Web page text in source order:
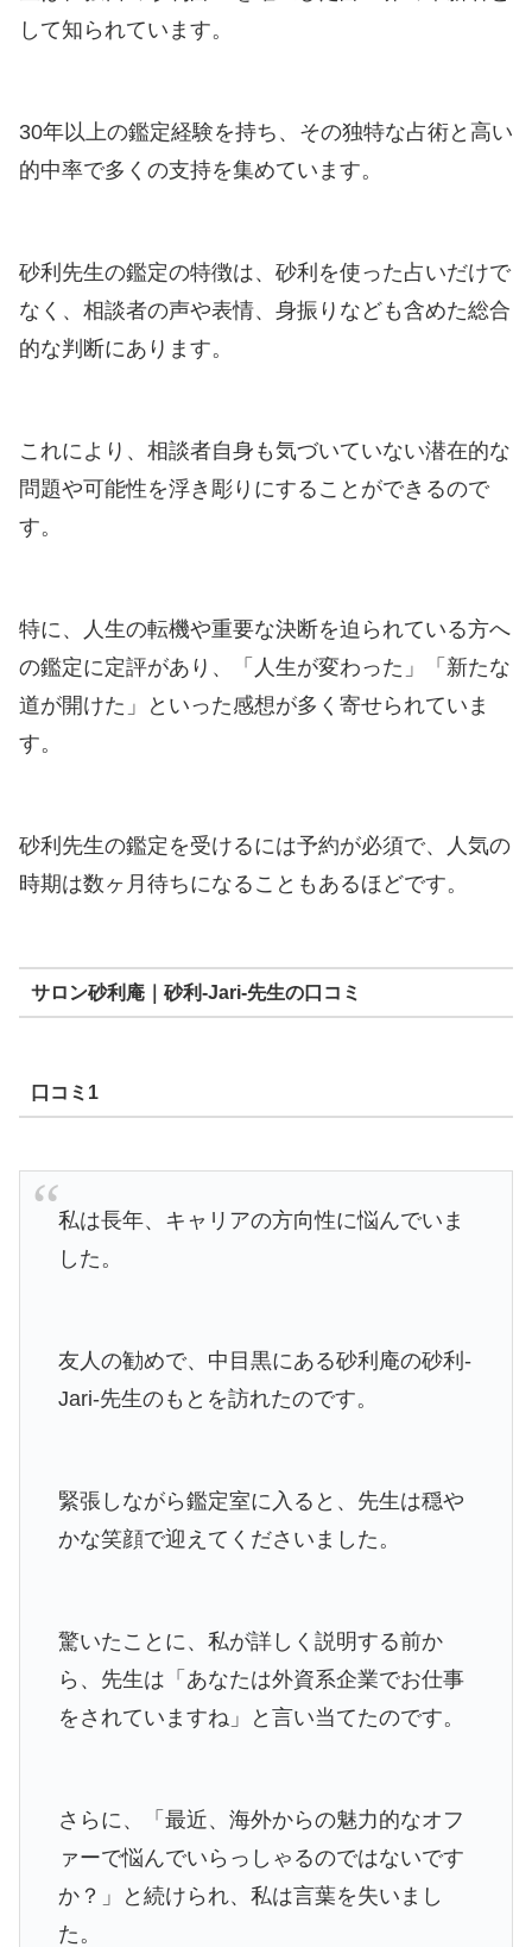
して知られています。
30年以上の鑑定経験を持ち、その独特な占術と高い
的中率で多くの支持を集めています。
砂利先生の鑑定の特徴は、砂利を使った占いだけで
なく、相談者の声や表情、身振りなども含めた総合
的な判断にあります。
これにより、相談者自身も気づいていない潜在的な
問題や可能性を浮き彫りにすることができるので
す。
特に、人生の転機や重要な決断を迫られている方へ
の鑑定に定評があり、「人生が変わった」「新たな
道が開けた」といった感想が多く寄せられていま
す。
砂利先生の鑑定を受けるには予約が必須で、人気の
時期は数ヶ月待ちになることもあるほどです。
サロン砂利庵｜砂利-Jari-先生の口コミ
口コミ1
私は長年、キャリアの方向性に悩んでいま
した。
友人の勧めで、中目黒にある砂利庵の砂利-
Jari-先生のもとを訪れたのです。
緊張しながら鑑定室に入ると、先生は穏や
かな笑顔で迎えてくださいました。
驚いたことに、私が詳しく説明する前か
ら、先生は「あなたは外資系企業でお仕事
をされていますね」と言い当てたのです。
さらに、「最近、海外からの魅力的なオフ
ァーで悩んでいらっしゃるのではないです
か？」と続けられ、私は言葉を失いまし
た。